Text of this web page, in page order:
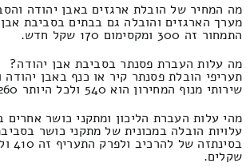
מה המחיר של הובלת ארגזים באבן יהודה
מערך הארגזים והובלה גם בבתים בסביבת
התמחור זה 300 ומקסימום 170 שקל חדש.
מה עלות העברת פסנתר בסביבת אבן יהודה?
תעריפי הובלת פסנתר קיר או כנף באבן
שירותי מנוף המחירון הוא 540 ולכל היותר 260 שקלים חדשים.
מהי עלות העברת הליכון ומתקני כושר אחרים
עלויות הובלה במכונית של מתקני כושר
שקלים.